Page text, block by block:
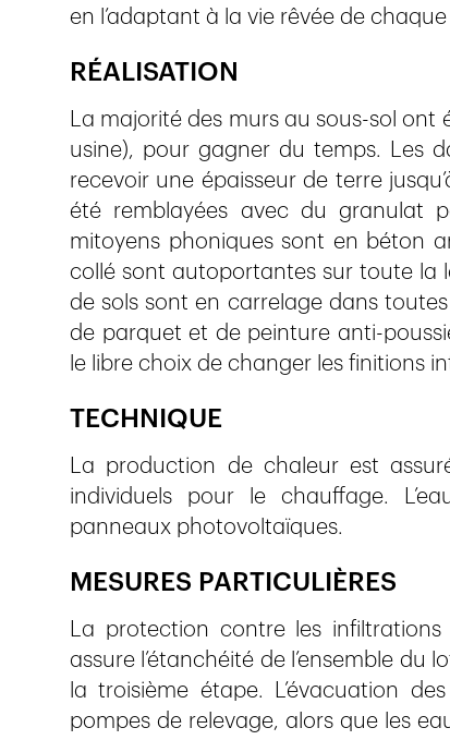
en l’adaptant à la vie rêvée de
RÉALISATION
La majorité des murs au sous-sol ont
usine), pour gagner du temps. Les
recevoir une épaisseur de terre
été remblayées avec du granulat
mitoyens phoniques sont en béton
collé sont autoportantes sur toute la
de sols sont en carrelage dans
de parquet et de peinture anti-
le libre choix de changer les finitions
TECHNIQUE
La production de chaleur est
individuels pour le chauffage.
panneaux photovoltaïques.
MESURES PARTICULIÈRES
La protection contre les
assure l’étanchéité de l’ensemble du
la troisième étape. L’évacuation
pompes de relevage, alors que les